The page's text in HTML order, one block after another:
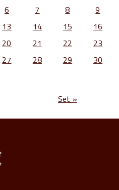
6 7 8
9
13 14 15
16
20 21 22
23
27 28 29
30
Set »